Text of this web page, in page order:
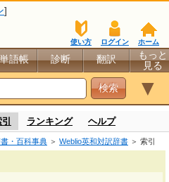
]
ホーム
ログイン
使い方
単語帳 診断 翻訳
もっと
見る
▼
ランキング ヘルプ
・百科事典 ＞ Weblio英和対訳辞書 ＞ 索引